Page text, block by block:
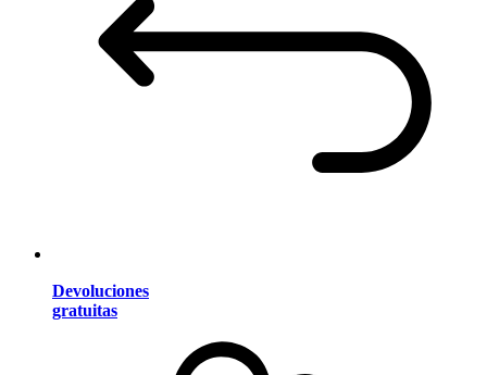
Devoluciones
gratuitas